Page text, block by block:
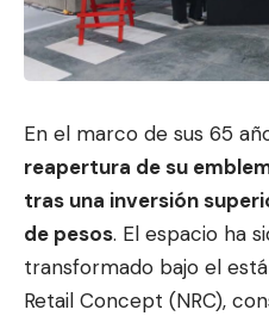
En el marco de sus 65
reapertura de su
tras una inversión
de pesos. El espacio ha
transformado bajo el
Retail Concept (NRC),